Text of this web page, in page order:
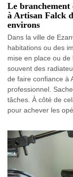
Le
à Artisan Falck
environs
Dans la ville de
habitations ou des
mise en place ou
souvent des
de faire confiance à
professionnel.
tâches. À côté de
pour achever les